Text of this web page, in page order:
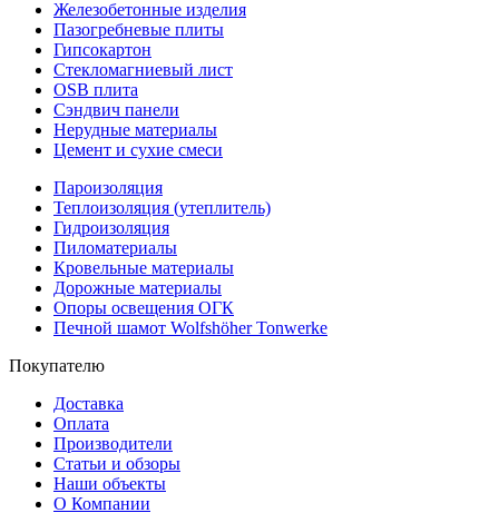
Железобетонные изделия
Пазогребневые плиты
Гипсокартон
Стекломагниевый лист
OSB плита
Сэндвич панели
Нерудные материалы
Цемент и сухие смеси
Пароизоляция
Теплоизоляция (утеплитель)
Гидроизоляция
Пиломатериалы
Кровельные материалы
Дорожные материалы
Опоры освещения ОГК
Печной шамот Wolfshöher Tonwerke
Покупателю
Доставка
Оплата
Производители
Статьи и обзоры
Наши объекты
О Компании